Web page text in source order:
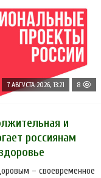
7 АВГУСТА 2026, 13:21 8
и
россиянам
– своевременное